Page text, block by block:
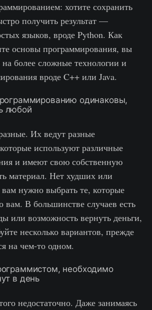
хотите сохранить
получить результат —
языков, вроде Python. Как
основы программирования, вы
на более сложные технологии и
вроде C++ или Java.
одинаковы,
любой
Их ведут разные
используют различные
и имеют свою собственную
материал. Нет худших или
нужно выбрать те, которые
вам. В большинстве случаев есть
или возможность вернуть деньги,
несколько вариантов, прежде
на чем-то одном.
необходимо
в день
недостаточно. Даже занимаясь